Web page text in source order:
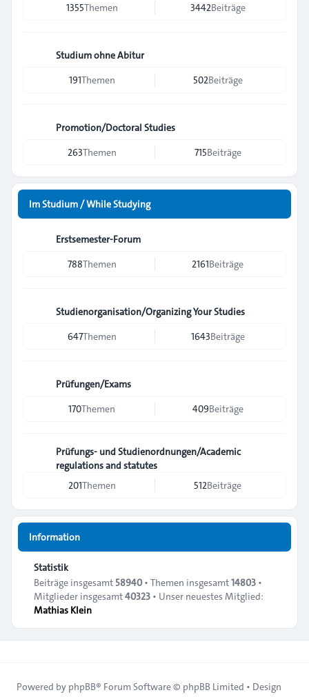
1355Themen 3442Beiträge
Studium ohne Abitur
191Themen 502Beiträge
Promotion/Doctoral Studies
263Themen 715Beiträge
Im Studium / While Studying
Erstsemester-Forum
788Themen 2161Beiträge
Studienorganisation/Organizing Your Studies
647Themen 1643Beiträge
Prüfungen/Exams
170Themen 409Beiträge
Prüfungs- und Studienordnungen/Academic
regulations and statutes
201Themen 512Beiträge
Information
Statistik
Beiträge insgesamt 58940• Themen insgesamt14803•
Mitglieder insgesamt40323• Unser neuestes Mitglied:
Mathias Klein
Powered by phpBB® Forum Software © phpBB Limited • Design